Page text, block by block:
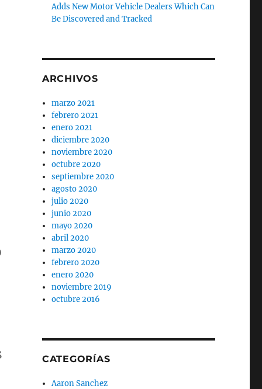
Adds New Motor Vehicle Dealers Which Can
Be Discovered and Tracked
ARCHIVOS
marzo 2021
febrero 2021
enero 2021
diciembre 2020
noviembre 2020
octubre 2020
septiembre 2020
agosto 2020
julio 2020
junio 2020
mayo 2020
abril 2020
marzo 2020
febrero 2020
enero 2020
noviembre 2019
octubre 2016
CATEGORÍAS
Aaron Sanchez